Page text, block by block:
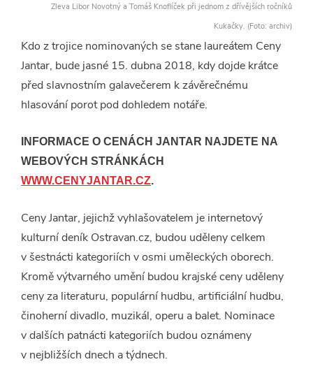
Zleva Libor Novotný a Tomáš Knoflíček při jednom z dřívějších ročníků
Kukačky. (Foto: archiv)
Kdo z trojice nominovaných se stane laureátem Ceny
Jantar, bude jasné 15. dubna 2018, kdy dojde krátce
před slavnostním galavečerem k závěrečnému
hlasování porot pod dohledem notáře.
INFORMACE O CENÁCH JANTAR NAJDETE NA
WEBOVÝCH STRÁNKÁCH
WWW.CENYJANTAR.CZ.
Ceny Jantar, jejichž vyhlašovatelem je internetový
kulturní deník Ostravan.cz, budou uděleny celkem
v šestnácti kategoriích v osmi uměleckých oborech.
Kromě výtvarného umění budou krajské ceny uděleny
ceny za literaturu, populární hudbu, artificiální hudbu,
činoherní divadlo, muzikál, operu a balet. Nominace
v dalších patnácti kategoriích budou oznámeny
v nejbližších dnech a týdnech.